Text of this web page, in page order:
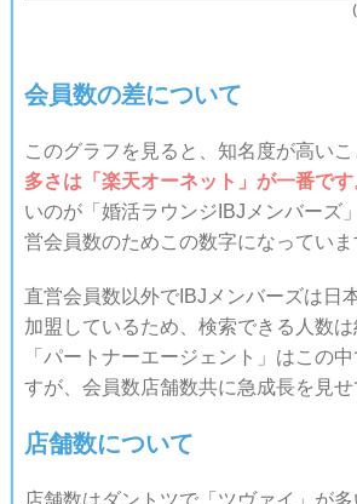
会員数の差について
このグラフを見ると、知名度が高いこ
多さは「楽天オーネット」が一番です
いのが「婚活ラウンジIBJメンバーズ
営会員数のためこの数字になっていま
直営会員数以外でIBJメンバーズは日
加盟しているため、検索できる人数は
「パートナーエージェント」はこの
すが、会員数店舗数共に急成長を見せ
店舗数について